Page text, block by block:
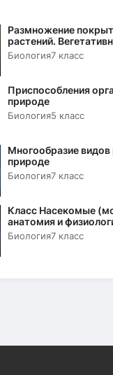
Размножение
растений.
Биология7 класс
Приспособления
природе
Биология5 класс
Многообразие
природе
Биология7 класс
Класс Насекомые (морфология,
анатомия и
Биология7 класс